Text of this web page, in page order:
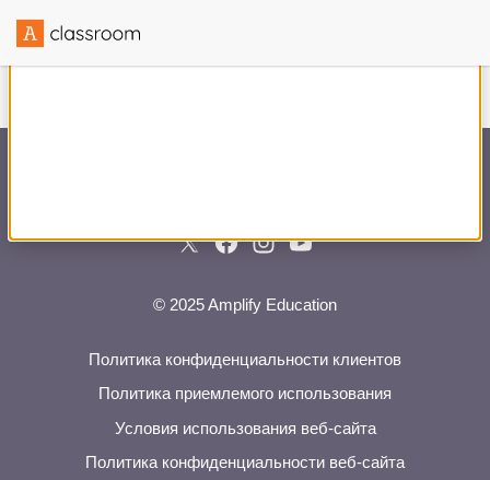
© 2025 Amplify Education
Политика конфиденциальности клиентов
Политика приемлемого использования
Условия использования веб-сайта
Политика конфиденциальности веб-сайта